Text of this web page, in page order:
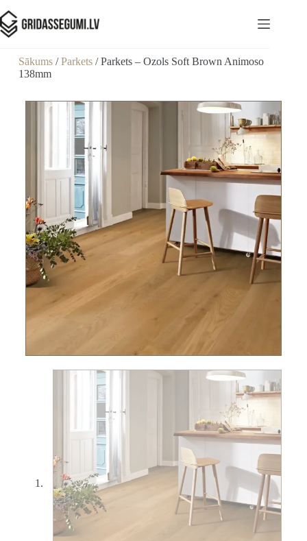
Sākums/Parkets/ Parkets – Ozols Soft Brown Animoso
138mm